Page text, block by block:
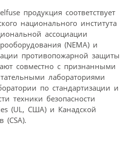
продукция соответствует
национального института
ассоциации
(NEMA) и
противо­пожарной защиты
совместно с признанными
лабораториями
по стандартизации и
техники безопасности
(UL, США) и Канадской
(CSA).